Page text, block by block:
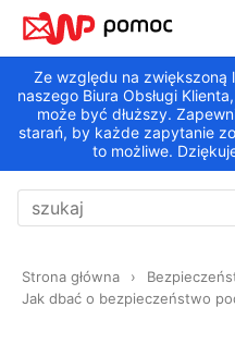
Ze względu na
naszego Biura Obsługi
może być dłuższy.
starań, by każde zapytanie
to możliwe.
Strona główna
Jak dbać o bezpieczeństwo